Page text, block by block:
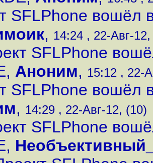
SFLPhone вошёл
, 14:24 , 22-Авг-
SFLPhone
, Аноним, 15:12 , 22-
SFLPhone вошёл
, 14:29 , 22-Авг-12, (10)
SFLPhone
,